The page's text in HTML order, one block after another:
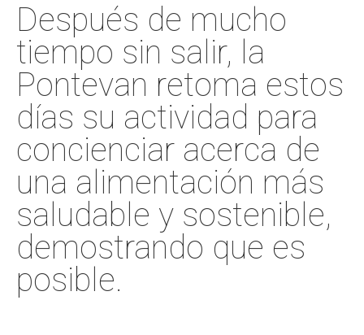
Después de mucho
tiempo sin salir, la
Pontevan retoma estos
días su actividad para
concienciar acerca de
una alimentación más
saludable y sostenible,
demostrando que es
posible.